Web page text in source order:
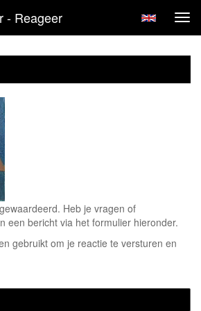
- Reageer
Heb je vragen of
een bericht via het formulier hieronder.
gebruikt om je reactie te versturen en